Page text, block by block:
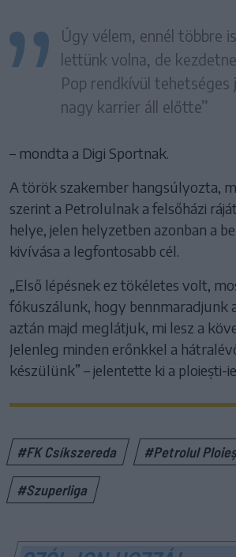
Úgy vélem, ennél többre
lettünk volna, de
Pop rendkívül tehetséges
nagy karrier áll előtte”
– mondta a Digi Sportnak.
A török szakember hangsúlyozta,
szerint a Petrolulnak a felsőházi
helye, jelen helyzetben azonban a
kivívása a legfontosabb cél.
„Első lépésnek ez tökéletes volt,
fókuszálunk, hogy bennmaradjunk
aztán majd meglátjuk, mi lesz a
Jelenleg minden erőnkkel a
készülünk” – jelentette ki a ploiești-
#FK Csíkszereda #Petrolul
#Szuperliga